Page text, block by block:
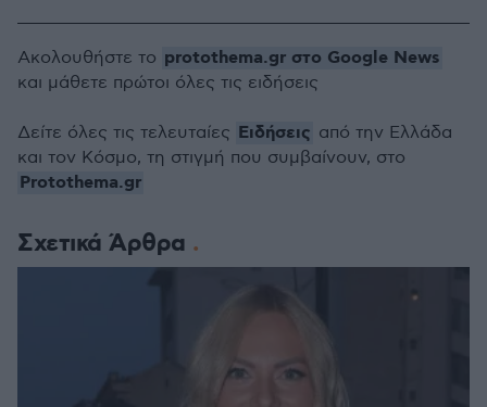
Σχετικά Άρθρα
Ακολουθήστε το protothema.gr στο Google News
και μάθετε πρώτοι όλες τις ειδήσεις
Δείτε όλες τις τελευταίες Ειδήσεις από την Ελλάδα
και τον Κόσμο, τη στιγμή που συμβαίνουν, στο
Protothema.gr